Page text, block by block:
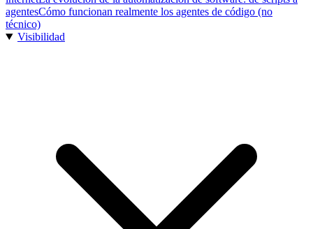
agentesCómo funcionan realmente los agentes de código (no
técnico)
Visibilidad